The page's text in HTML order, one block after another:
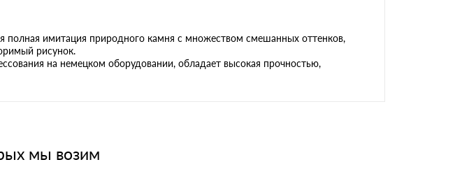
полная имитация природного камня с множеством смешанных оттенков,
рисунок.
на немецком оборудовании, обладает высокая прочностью,
мы возим